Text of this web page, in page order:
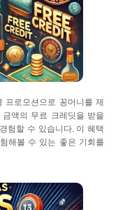
프로모션으로 꽁머니를 제
액의 무료 크레딧을 받을
험할 수 있습니다. 이 혜택
해볼 수 있는 좋은 기회를